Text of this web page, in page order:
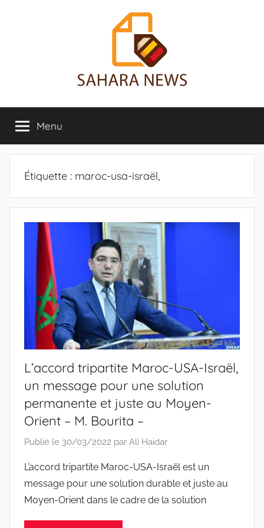
Sahara
News
sur
le
Sahara
révélée
Menu
Étiquette : maroc-usa-israël,
L’accord tripartite Maroc-USA-Israël,
un message pour une solution
permanente et juste au Moyen-
Orient – M. Bourita –
Publié le 30/03/2022 par Ali Haidar
L’accord tripartite Maroc-USA-Israël est un
message pour une solution durable et juste au
Moyen-Orient dans le cadre de la solution